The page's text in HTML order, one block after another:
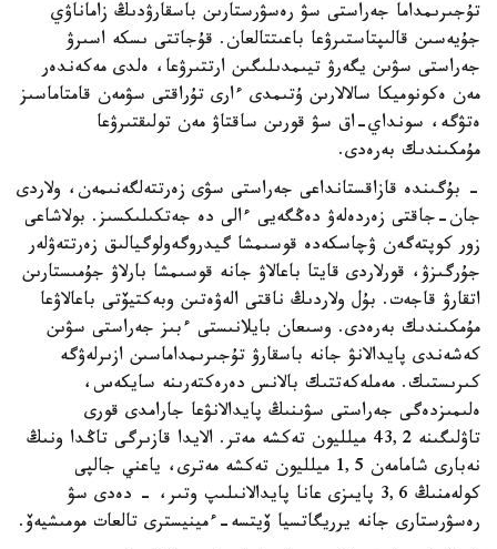
تۇجىرىمداما جەراستى سۋ رەسۋرستارىن باسقارۋدىڭ زاماناۋي
جۇيەسىن قالىپتاستىرۋعا باعىتتالعان. قۇجاتتى ىسكە اسىرۋ
جەراستى سۋىن يگەرۋ تيىمدىلىگىن ارتتىرۋعا، ەلدى مەكەندەر
مەن ەكونوميكا سالالارىن ۇتىمدى ءارى تۇراقتى سۋمەن قامتاماسىز
ەتۋگە، سونداي-اق سۋ قورىن ساقتاۋ مەن تولىقتىرۋعا
مۇمكىندىك بەرەدى.
- بۇگىندە قازاقستانداعى جەراستى سۋى زەرتتەلگەنىمەن، ولاردى
جان-جاقتى زەردەلەۋ دەڭگەيى ءالى دە جەتكىلىكسىز. بولاشاعى
زور كوپتەگەن ۋچاسكەدە قوسىمشا گيدروگەولوگيالىق زەرتتەۋلەر
جۇرگىزۋ، قورلاردى قايتا باعالاۋ جانە قوسىمشا بارلاۋ جۇمىستارىن
اتقارۋ قاجەت. بۇل ولاردىڭ ناقتى الەۋەتىن وبەكتيۆتى باعالاۋعا
مۇمكىندىك بەرەدى. وسىعان بايلانىستى ءبىز جەراستى سۋىن
كەشەندى پايدالانۋ جانە باسقارۋ تۇجىرىمداماسىن ازىرلەۋگە
كىرىستىك. مەملەكەتتىك بالانس دەرەكتەرىنە سايكەس،
ەلىمىزدەگى جەراستى سۋىنىڭ پايدالانۋعا جارامدى قورى
تاۋلىگىنە 43,2 ميلليون تەكشە مەتر. الايدا قازىرگى تاڭدا ونىڭ
نەبارى شامامەن 1,5 ميلليون تەكشە مەترى، ياعني جالپى
كولەمنىڭ 3,6 پايىزى عانا پايدالانىلىپ وتىر، - دەدى سۋ
رەسۋرستارى جانە يرريگاتسيا ۆيتسە-ءمينيسترى تالعات مومىشيەۆ.